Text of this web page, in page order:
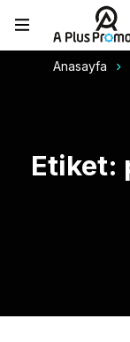
Anasayfa
Etiket: